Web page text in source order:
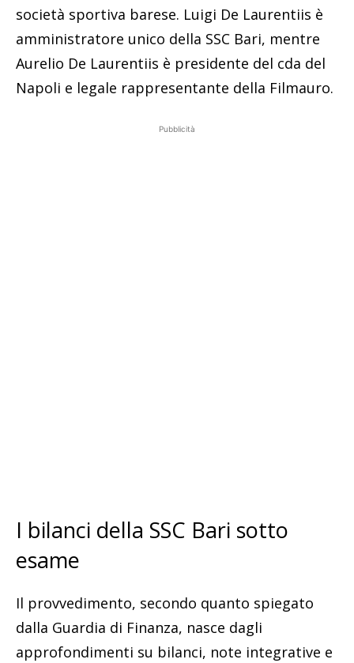
società sportiva barese. Luigi De Laurentiis è
amministratore unico della SSC Bari, mentre
Aurelio De Laurentiis è presidente del cda del
Napoli e legale rappresentante della Filmauro.
Pubblicità
I bilanci della SSC Bari sotto
esame
Il provvedimento, secondo quanto spiegato
dalla Guardia di Finanza, nasce dagli
approfondimenti su bilanci, note integrative e